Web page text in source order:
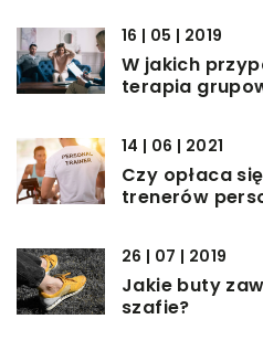
16 | 05 | 2019
W jakich
terapia
14 | 06 | 2021
Czy opłaca
trenerów
26 | 07 | 2019
Jakie buty
szafie?